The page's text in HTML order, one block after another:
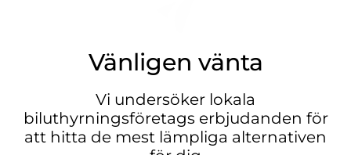
Vänligen vänta
Vi undersöker lokala
biluthyrningsföretags erbjudanden för
att hitta de mest lämpliga alternativen